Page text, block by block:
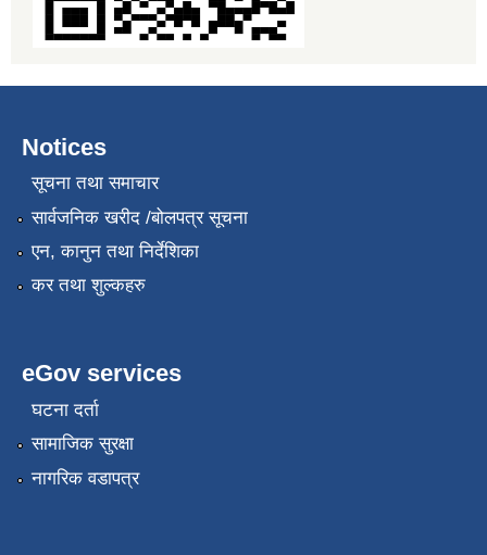
Notices
सूचना तथा समाचार
सार्वजनिक खरीद /बोलपत्र सूचना
एन, कानुन तथा निर्देशिका
कर तथा शुल्कहरु
eGov services
घटना दर्ता
सामाजिक सुरक्षा
नागरिक वडापत्र